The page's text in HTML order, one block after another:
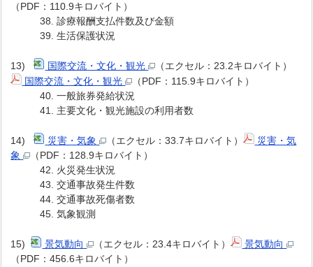
（PDF：110.9キロバイト）
38. 診療報酬支払件数及び金額
39. 生活保護状況
13) 国際交流・文化・観光
（エクセル：23.2キロバイト）
国際交流・文化・観光
（PDF：115.9キロバイト）
40. 一般旅券発給状況
41. 主要文化・観光施設の利用者数
14) 災害・気象 （エクセル：33.7キロバイト）
災害・気
象
（PDF：128.9キロバイト）
42. 火災発生状況
43. 交通事故発生件数
44. 交通事故死傷者数
45. 気象観測
15) 景気動向 （エクセル：23.4キロバイト）
景気動向
（PDF：456.6キロバイト）